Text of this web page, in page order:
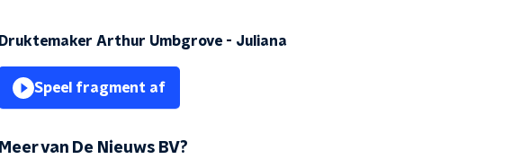
Druktemaker Arthur Umbgrove - Juliana
Speel fragment af
Meer van De Nieuws BV?